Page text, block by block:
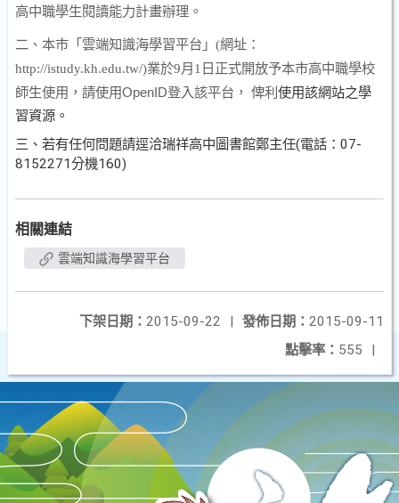
高中職學生閱讀能力計畫辦理。
二、本市「雲端知識海學習平台」 (網址：
http://istudy.kh.edu.tw/)業於9月 1 日 正式開放予本市高中職學校
師生使用，請使用OpenID登入該平台， 俾利 使用該網站之學
習資源。
三、若有任何問題請逕洽瑞祥高中圖書館鄭主任(電話： 07-
8152271分機160)
相關連結
雲端知識海學習平台
發佈日期： 2015-09-11
下架日期： 2015-09-22
|
點擊率： 555 |